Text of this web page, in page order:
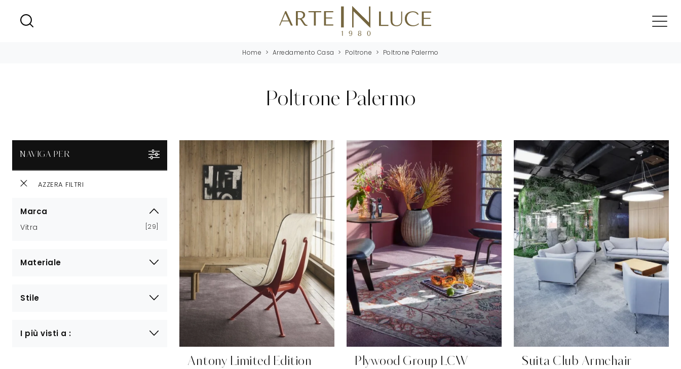
Home > Arredamento Casa > Poltrone > Poltrone Palermo
Poltrone Palermo
NAVIGA PER
AZZERA FILTRI
Marca
Vitra 29
Materiale
Stile
I più visti a :
Antony Limited Edition
Plywood Group LCW Suita Club Armchair